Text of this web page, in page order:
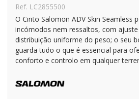
Ref. LC2855500
O Cinto Salomon ADV Skin Seamless
incómodos nem ressaltos, com
distribuição uniforme do peso; o seu
guarda tudo o que é essencial para
conforto e controlo em qualquer